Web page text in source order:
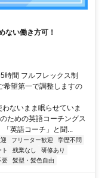
ない働き方可！
時間 フルフレックス制
希望第一で調整しますの
ないまま眠らせていま
ための英語コーチングス
英語コーチ」と聞...
フリーター歓迎
学歴不問
ト 残業なし
研修あり
要 髪型・髪色自由